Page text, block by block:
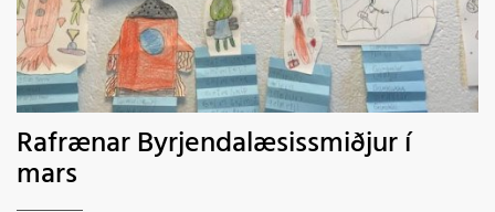
Rafrænar Byrjendalæsissmiðjur í
mars